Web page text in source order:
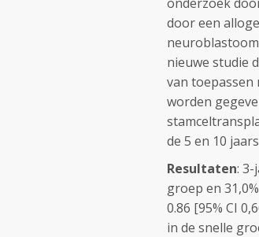
door een
nieuwe studie
van toepassen
worden
de 5 en 10
Resultaten: 3-
groep en
0.86 [95% CI
in de snelle